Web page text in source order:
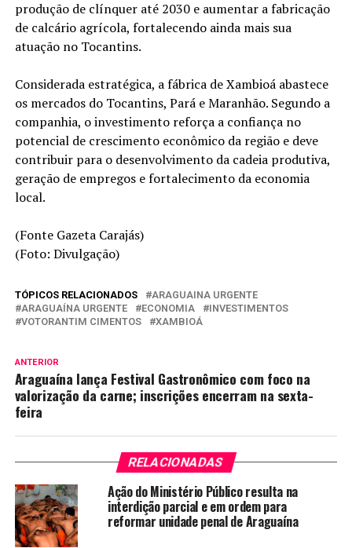
produção de clínquer até 2030 e aumentar a fabricação
de calcário agrícola, fortalecendo ainda mais sua
atuação no Tocantins.
Considerada estratégica, a fábrica de Xambioá abastece
os mercados do Tocantins, Pará e Maranhão. Segundo a
companhia, o investimento reforça a confiança no
potencial de crescimento econômico da região e deve
contribuir para o desenvolvimento da cadeia produtiva,
geração de empregos e fortalecimento da economia
local.
(Fonte Gazeta Carajás)
(Foto: Divulgação)
TÓPICOS RELACIONADOS
ARAGUAINA URGENTE
ARAGUAÍNA URGENTE
ECONOMIA
INVESTIMENTOS
VOTORANTIM CIMENTOS
XAMBIOÁ
ANTERIOR
Araguaína lança Festival Gastronômico com foco na
valorização da carne; inscrições encerram na sexta-
feira
RELACIONADAS
Ação do Ministério Público resulta na
interdição parcial e em ordem para
reformar unidade penal de Araguaína